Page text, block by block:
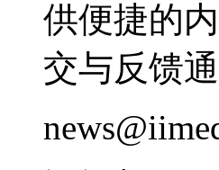
供便捷的
交与反馈通